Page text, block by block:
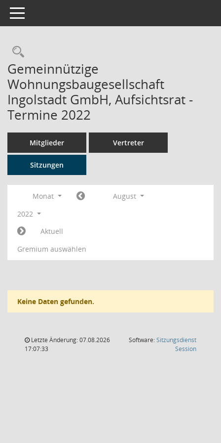
Toggle navigation
Rechercheauswahl
Gemeinnützige
Wohnungsbaugesellschaft
Ingolstadt GmbH, Aufsichtsrat -
Termine 2022
Mitglieder Vertreter
Sitzungen
Monat
August
2022
Aktuell
Gremium auswählen
Keine Daten gefunden.
Letzte Änderung: 07.08.2026
17:07:33
Software:Sitzungsdienst
Session(Wird in